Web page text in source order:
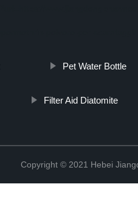
Pet Water Bottle
Filter Aid Diatomite
Copyright © 2021 Hebei